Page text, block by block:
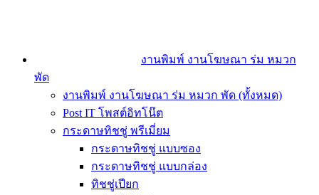
งานพิมพ์ งานโฆษณา ร่ม หมวก
พัด
งานพิมพ์ งานโฆษณา ร่ม หมวก พัด (ทั้งหมด)
Post IT โพสต์อิทโน๊ต
กระดาษทิชชู่ พรีเมี่ยม
กระดาษทิชชู่ แบบซอง
กระดาษทิชชู่ แบบกล่อง
ทิชชู่เปียก